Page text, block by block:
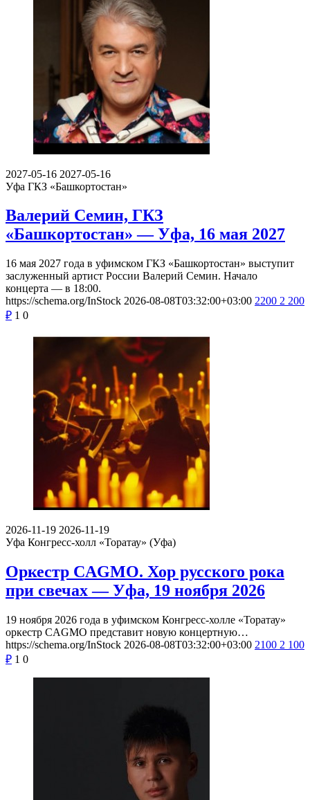
2027-05-16 2027-05-16
Уфа ГКЗ «Башкортостан»
Валерий Семин, ГКЗ
«Башкортостан» — Уфа, 16 мая 2027
16 мая 2027 года в уфимском ГКЗ «Башкортостан» выступит
заслуженный артист России Валерий Семин. Начало
концерта — в 18:00.
https://schema.org/InStock 2026-08-08T03:32:00+03:00 2200 2 200
₽ 1 0
2026-11-19 2026-11-19
Уфа Конгресс-холл «Торатау» (Уфа)
Оркестр CAGMO. Хор русского рока
при свечах — Уфа, 19 ноября 2026
19 ноября 2026 года в уфимском Конгресс-холле «Торатау»
оркестр CAGMO представит новую концертную…
https://schema.org/InStock 2026-08-08T03:32:00+03:00 2100 2 100
₽ 1 0